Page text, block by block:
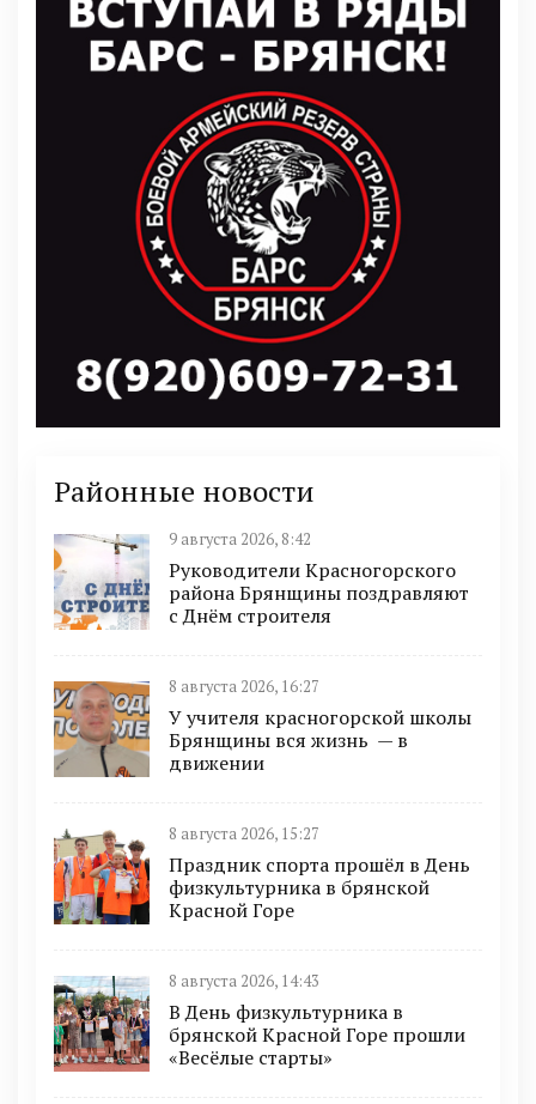
Районные новости
9 августа 2026, 8:42
Руководители Красногорского
района Брянщины поздравляют
с Днём строителя
8 августа 2026, 16:27
У учителя красногорской школы
Брянщины вся жизнь — в
движении
8 августа 2026, 15:27
Праздник спорта прошёл в День
физкультурника в брянской
Красной Горе
8 августа 2026, 14:43
В День физкультурника в
брянской Красной Горе прошли
«Весёлые старты»